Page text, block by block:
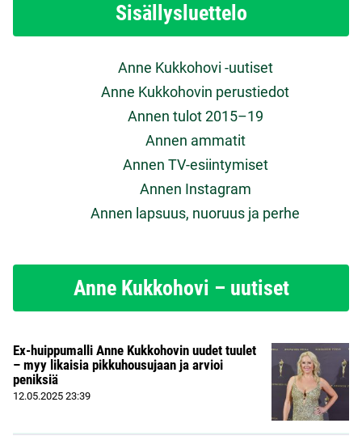
Sisällysluettelo
Anne Kukkohovi -uutiset
Anne Kukkohovin perustiedot
Annen tulot 2015–19
Annen ammatit
Annen TV-esiintymiset
Annen Instagram
Annen lapsuus, nuoruus ja perhe
Anne Kukkohovi – uutiset
Ex-huippumalli Anne Kukkohovin uudet tuulet
– myy likaisia pikkuhousujaan ja arvioi
peniksiä
12.05.2025 23:39